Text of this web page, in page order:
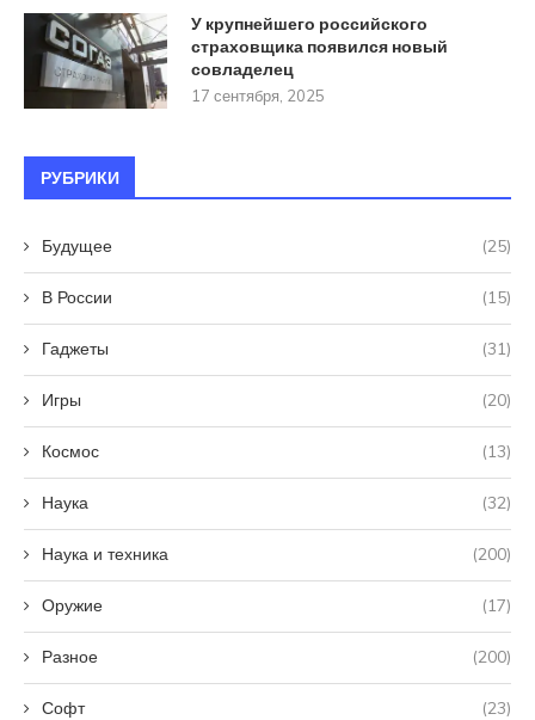
У крупнейшего российского
страховщика появился новый
совладелец
17 сентября, 2025
РУБРИКИ
Будущее (25)
В России (15)
Гаджеты (31)
Игры (20)
Космос (13)
Наука (32)
Наука и техника (200)
Оружие (17)
Разное (200)
Софт (23)